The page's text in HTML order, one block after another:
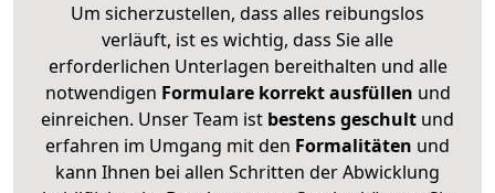
Um sicherzustellen, dass alles reibungslos
verläuft, ist es wichtig, dass Sie alle
erforderlichen Unterlagen bereithalten und alle
notwendigen Formulare korrekt ausfüllen und
einreichen. Unser Team ist bestens geschult und
erfahren im Umgang mit den Formalitäten und
kann Ihnen bei allen Schritten der Abwicklung